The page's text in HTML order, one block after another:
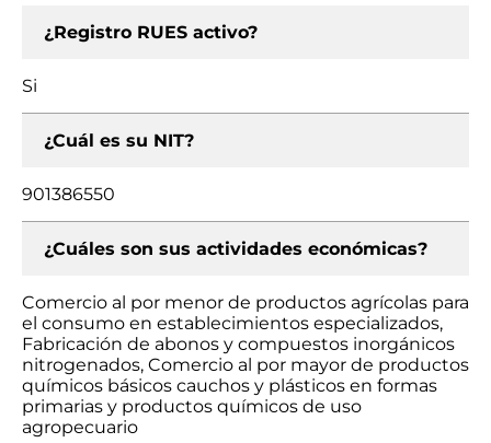
¿Registro RUES activo?
Si
¿Cuál es su NIT?
901386550
¿Cuáles son sus actividades económicas?
Comercio al por menor de productos agrícolas para
el consumo en establecimientos especializados,
Fabricación de abonos y compuestos inorgánicos
nitrogenados, Comercio al por mayor de productos
químicos básicos cauchos y plásticos en formas
primarias y productos químicos de uso
agropecuario